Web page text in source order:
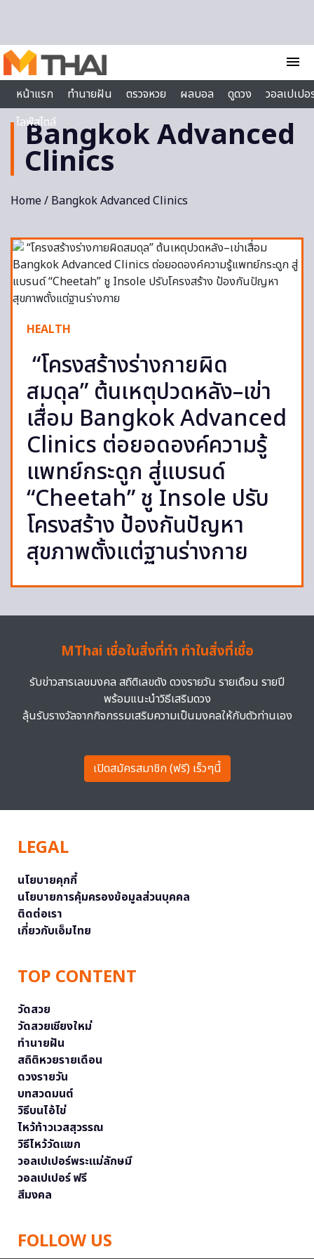
menu
หน้าแรก
ทำนายฝัน ตรวจหวย ผลบอล ดูดวง
วอลเปเป
ไลฟ์สไตล์
Bangkok Advanced
Clinics
Home/ Bangkok Advanced Clinics
HEALTH
“โครงสร้างร่างกายผิด
สมดุล” ต้นเหตุปวดหลัง–เข่า
เสื่อม Bangkok Advanced
Clinics ต่อยอดองค์ความรู้
แพทย์กระดูก สู่แบรนด์
“Cheetah” ชู Insole ปรับ
โครงสร้าง ป้องกันปัญหา
สุขภาพตั้งแต่ฐานร่างกาย
MThai เชื่อในสิ่งที่ทำ ทำในสิ่งที่เชื่อ
รับข่าวสารเลขมงคล สถิติเลขดัง ดวงรายวัน รายเดือน รายปี
พร้อมแนะนำวิธีเสริมดวง
ลุ้นรับรางวัลจากกิจกรรมเสริมความเป็นมงคลให้กับตัวท่านเอง
เปิดสมัครสมาชิก (ฟรี) เร็วๆนี้
LEGAL
นโยบายคุกกี้
นโยบายการคุ้มครองข้อมูลส่วนบุคคล
ติดต่อเรา
เกี่ยวกับเอ็มไทย
TOP CONTENT
วัดสวย
วัดสวยเชียงใหม่
ทำนายฝัน
สถิติหวยรายเดือน
ดวงรายวัน
บทสวดมนต์
วิธีบนไอ้ไข่
ไหว้ท้าวเวสสุวรรณ
วิธีไหว้วัดแขก
วอลเปเปอร์พระแม่ลักษมี
วอลเปเปอร์ ฟรี
สีมงคล
FOLLOW US